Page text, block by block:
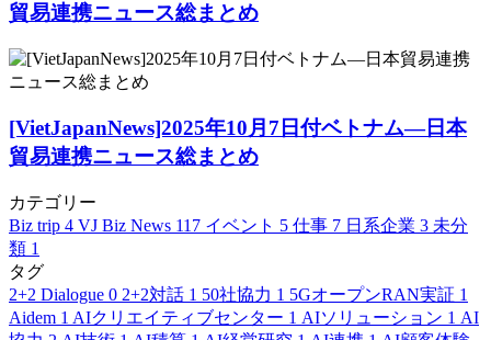
貿易連携ニュース総まとめ
[VietJapanNews]2025年10月7日付ベトナム―日本
貿易連携ニュース総まとめ
カテゴリー
Biz trip 4 VJ Biz News 117 イベント 5 仕事 7 日系企業 3 未分
類 1
タグ
2+2 Dialogue 0 2+2対話 1 50社協力 1 5GオープンRAN実証 1
Aidem 1 AIクリエイティブセンター 1 AIソリューション 1 AI